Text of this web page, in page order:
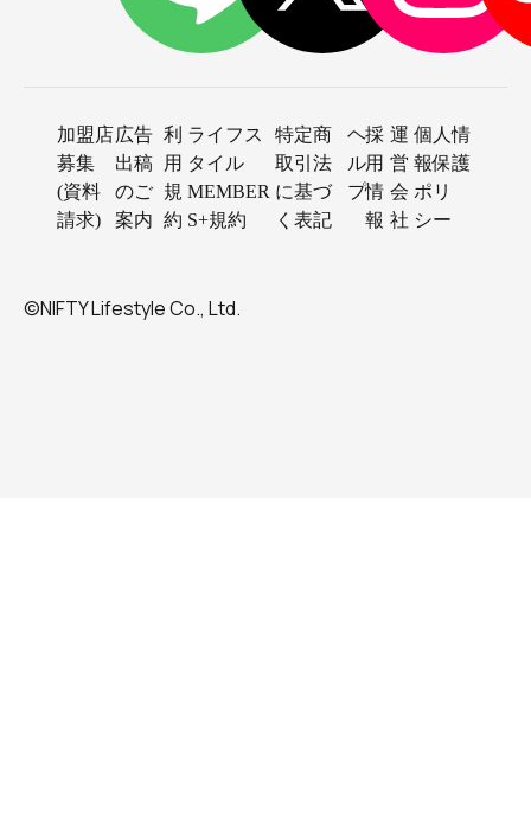
加盟店
募集
(資料
請求)
広告
出稿
のご
案内
利
用
規
約
ライフス
タイル
MEMBER
S+規約
特定商
取引法
に基づ
く表記
ヘ
ル
プ
採
用
情
報
運
営
会
社
個人情
報保護
ポリ
シー
©NIFTY Lifestyle Co., Ltd.